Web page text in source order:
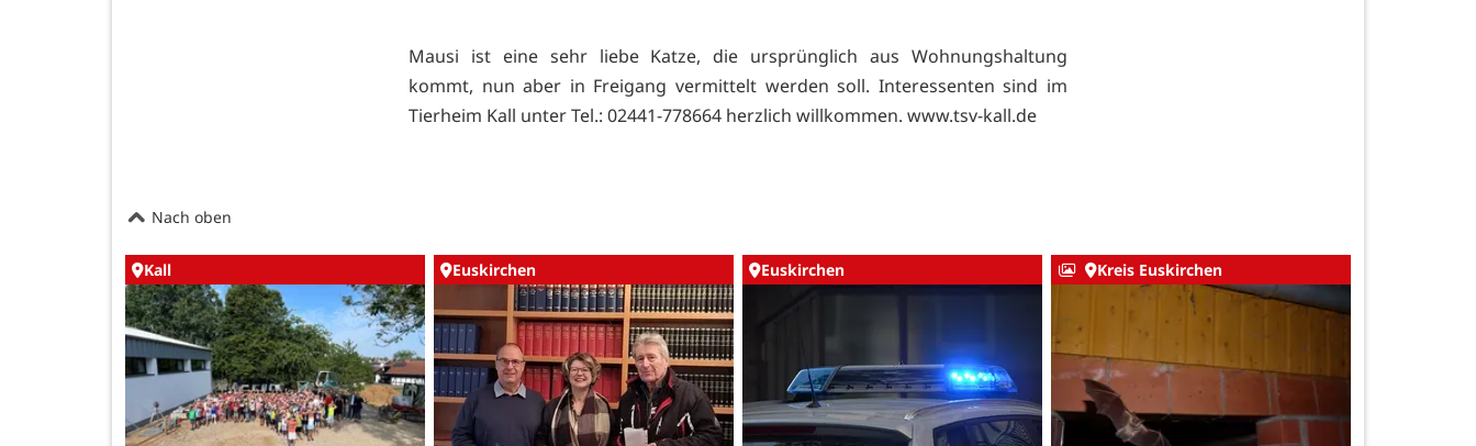
Mausi ist eine sehr liebe Katze, die ursprünglich aus Wohnungshaltung
kommt, nun aber in Freigang vermittelt werden soll. Interessenten sind im
Tierheim Kall unter Tel.: 02441-778664 herzlich willkommen. www.tsv-kall.de
Nach oben
Kall Euskirchen Euskirchen Kreis Euskirchen